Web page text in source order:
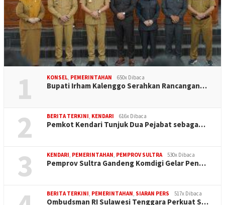
1 KONSEL, PEMERINTAHAN 650x Dibaca
Bupati Irham Kalenggo Serahkan Rancangan…
2 BERITA TERKINI, KENDARI 616x Dibaca
Pemkot Kendari Tunjuk Dua Pejabat sebaga…
3 KENDARI, PEMERINTAHAN, PEMPROV SULTRA 530x Dibaca
Pemprov Sultra Gandeng Komdigi Gelar Pen…
BERITA TERKINI, PEMERINTAHAN, SIARAN PERS 517x Dibaca
Ombudsman RI Sulawesi Tenggara Perkuat S…